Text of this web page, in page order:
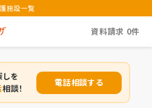
施設一覧
資料請求 0件
を
相談！
電話相談する